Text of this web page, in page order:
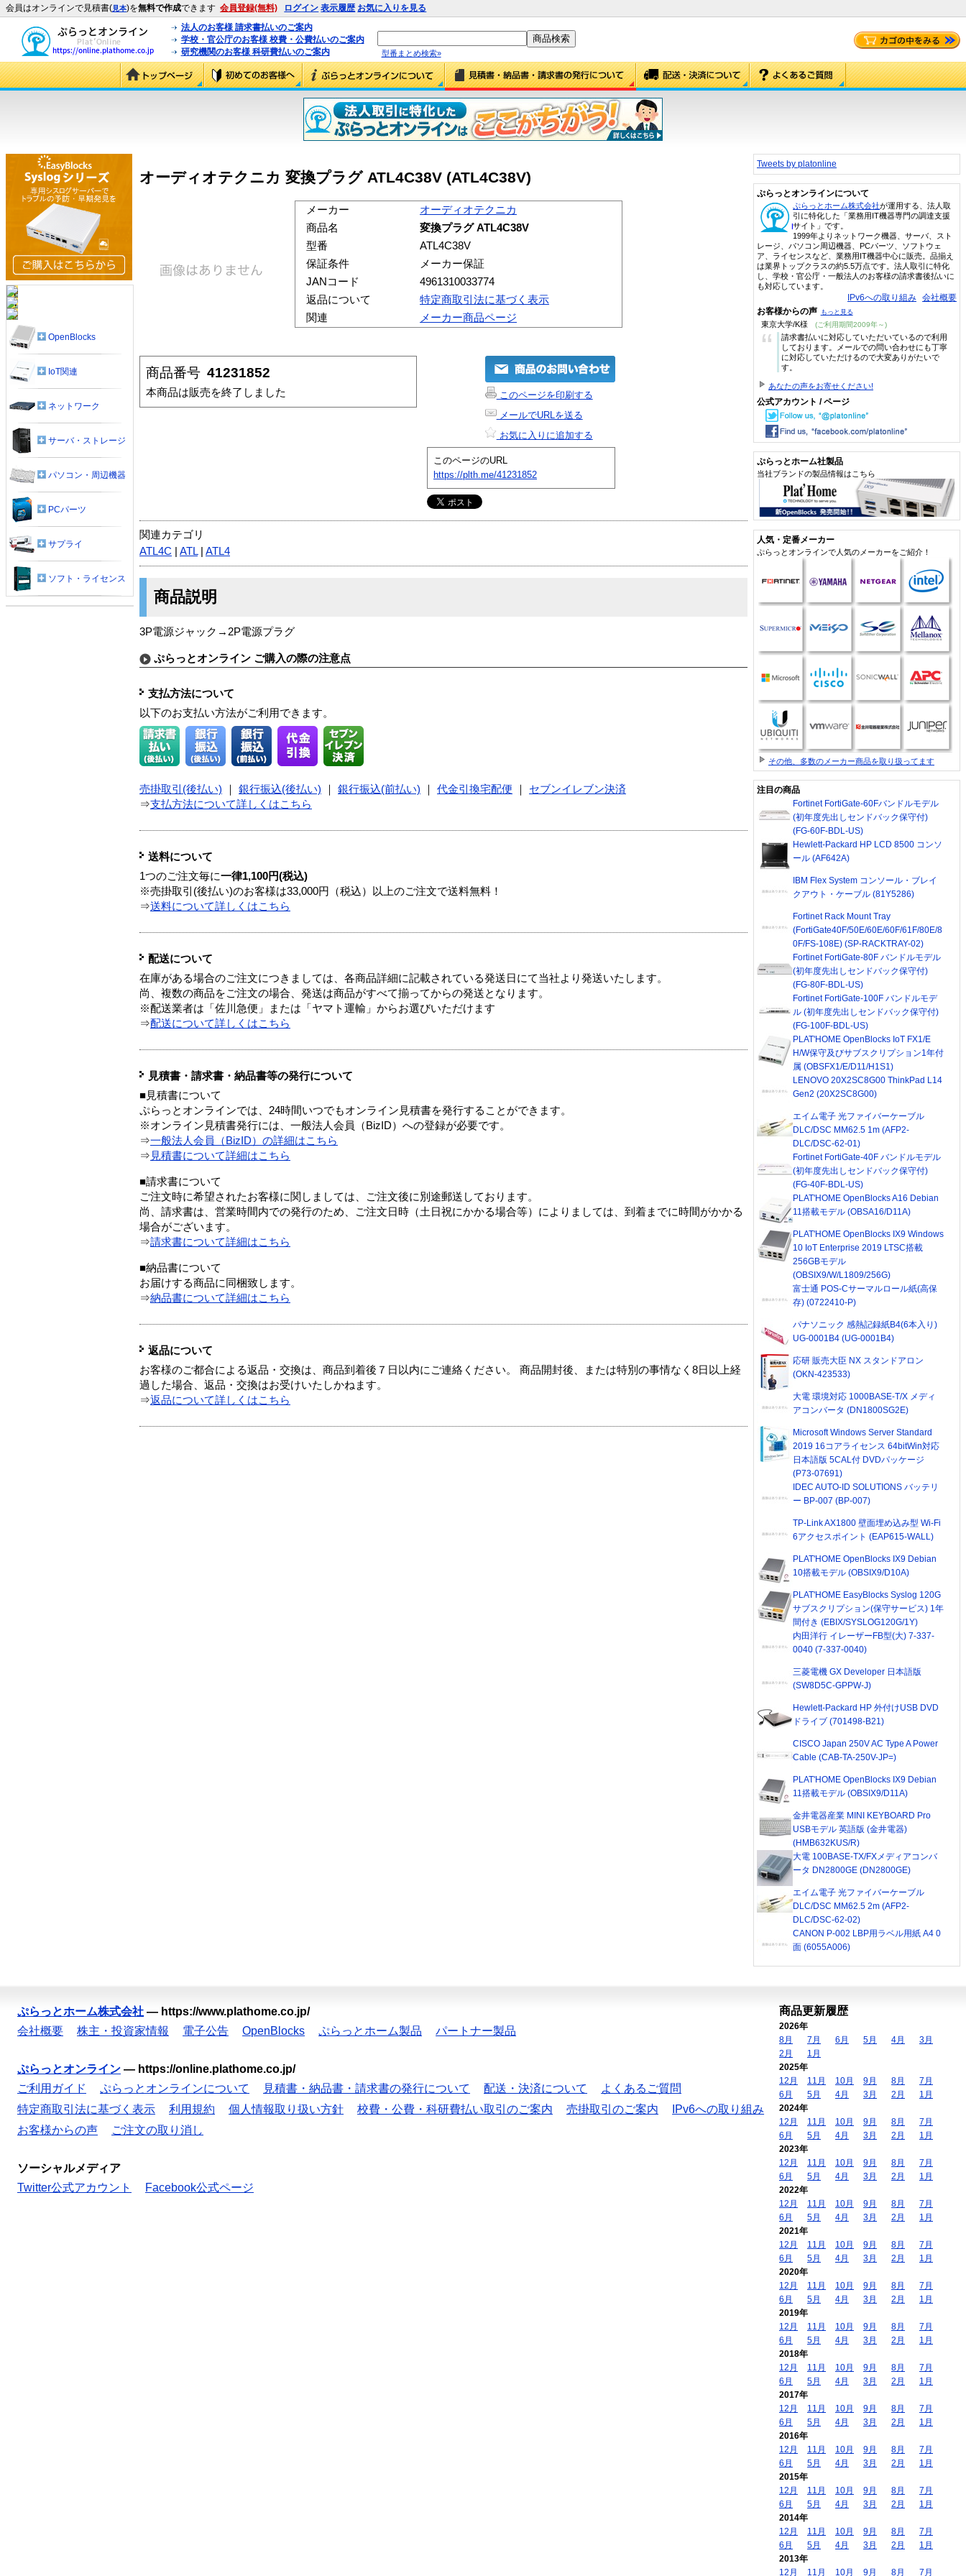
会員はオンラインで見積書(見本)を無料で作成できます 会員登録(無料) ログイン 表示履歴 お気に入りを見る
法人のお客様 請求書払いのご案内
学校・官公庁のお客様 校費・公費払いのご案内
研究機関のお客様 科研費払いのご案内
型番まとめ検索»
オーディオテクニカ 変換プラグ ATL4C38V (ATL4C38V)
メーカー
オーディオテクニカ
商品名
変換プラグ ATL4C38V
型番
ATL4C38V
保証条件
メーカー保証
JANコード
4961310033774
返品について
特定商取引法に基づく表示
関連
メーカー商品ページ
商品番号 41231852
本商品は販売を終了しました
このページを印刷する
メールでURLを送る
お気に入りに追加する
このページのURL
https://plth.me/41231852
関連カテゴリ
ATL4C
ATL| ATL4
商品説明
3P電源ジャック→2P電源プラグ
ぷらっとオンライン ご購入の際の注意点
支払方法について
以下のお支払い方法がご利用できます。
売掛取引(後払い) 銀行振込(後払い) 銀行振込(前払い) 代金引換宅配便
セブンイレブン決済
⇒支払方法について詳しくはこちら
送料について
1つのご注文毎に一律1,100円(税込)
※売掛取引(後払い)のお客様は33,000円（税込）以上のご注文で送料無料！
⇒送料について詳しくはこちら
配送について
在庫がある場合のご注文につきましては、各商品詳細に記載されている発送日にて当社より発送いたします。
尚、複数の商品をご注文の場合、発送は商品がすべて揃ってからの発送となります。
※配送業者は「佐川急便」または「ヤマト運輸」からお選びいただけます
⇒配送について詳しくはこちら
見積書・請求書・納品書等の発行について
■見積書について
ぷらっとオンラインでは、24時間いつでもオンライン見積書を発行することができます。
※オンライン見積書発行には、一般法人会員（BizID）への登録が必要です。
⇒一般法人会員（BizID）の詳細はこちら
⇒ 見積書について詳細はこちら
■請求書について
ご注文時に希望されたお客様に関しましては、ご注文後に別途郵送しております。
尚、請求書は、営業時間内での発行のため、ご注文日時（土日祝にかかる場合等）によりましては、到着までに時間がかかる
場合がございます。
⇒請求書について詳細はこちら
■納品書について
お届けする商品に同梱致します。
⇒納品書について詳細はこちら
返品について
お客様のご都合による返品・交換は、商品到着後７日以内にご連絡ください。 商品開封後、または特別の事情なく8日以上経
過した場合、返品・交換はお受けいたしかねます。
⇒返品について詳しくはこちら
OpenBlocks
IoT関連
ネットワーク
サーバ・ストレージ
パソコン・周辺機器
PCパーツ
サプライ
ソフト・ライセンス
Tweets by platonline
ぷらっとオンラインについて
ぷらっとホーム株式会社が運用する、法人取
引に特化した「業務用IT機器専門の調達支援
サイト」です。
1999年よりネットワーク機器、サーバ、スト
レージ、パソコン周辺機器、PCパーツ、ソフトウェ
ア、ライセンスなど、業務用IT機器中心に販売。品揃え
は業界トップクラスの約5.5万点です。法人取引に特化
し、学校・官公庁・一般法人のお客様の請求書後払いに
も対応しています。
IPv6への取り組み 会社概要
お客様からの声 もっと見る
東京大学/K様 (ご利用期間2009年～)
“
請求書払いに対応していただいているので利用
しております。メールでの問い合わせにも丁寧
に対応していただけるので大変ありがたいで
す。
あなたの声をお寄せください!
公式アカウント / ページ
ぷらっとホーム社製品
当社ブランドの製品情報はこちら
人気・定番メーカー
ぷらっとオンラインで人気のメーカーをご紹介！
その他、多数のメーカー商品を取り扱ってます
注目の商品
Fortinet FortiGate-60Fバンドルモデル
(初年度先出しセンドバック保守付)
(FG-60F-BDL-US)
Hewlett-Packard HP LCD 8500 コンソ
ール (AF642A)
IBM Flex System コンソール・ブレイ
クアウト・ケーブル (81Y5286)
Fortinet Rack Mount Tray
(FortiGate40F/50E/60E/60F/61F/80E/8
0F/FS-108E) (SP-RACKTRAY-02)
Fortinet FortiGate-80F バンドルモデル
(初年度先出しセンドバック保守付)
(FG-80F-BDL-US)
Fortinet FortiGate-100F バンドルモデ
ル (初年度先出しセンドバック保守付)
(FG-100F-BDL-US)
PLAT'HOME OpenBlocks IoT FX1/E
H/W保守及びサブスクリプション1年付
属 (OBSFX1/E/D11/H1S1)
LENOVO 20X2SC8G00 ThinkPad L14
Gen2 (20X2SC8G00)
エイム電子 光ファイバーケーブル
DLC/DSC MM62.5 1m (AFP2-
DLC/DSC-62-01)
Fortinet FortiGate-40F バンドルモデル
(初年度先出しセンドバック保守付)
(FG-40F-BDL-US)
PLAT'HOME OpenBlocks A16 Debian
11搭載モデル (OBSA16/D11A)
PLAT'HOME OpenBlocks IX9 Windows
10 IoT Enterprise 2019 LTSC搭載
256GBモデル
(OBSIX9/W/L1809/256G)
富士通 POS-Cサーマルロール紙(高保
存) (0722410-P)
パナソニック 感熱記録紙B4(6本入り)
UG-0001B4 (UG-0001B4)
応研 販売大臣 NX スタンドアロン
(OKN-423533)
大電 環境対応 1000BASE-T/X メディ
アコンバータ (DN1800SG2E)
Microsoft Windows Server Standard
2019 16コアライセンス 64bitWin対応
日本語版 5CAL付 DVDパッケージ
(P73-07691)
IDEC AUTO-ID SOLUTIONS バッテリ
ー BP-007 (BP-007)
TP-Link AX1800 壁面埋め込み型 Wi-Fi
6アクセスポイント (EAP615-WALL)
PLAT'HOME OpenBlocks IX9 Debian
10搭載モデル (OBSIX9/D10A)
PLAT'HOME EasyBlocks Syslog 120G
サブスクリプション(保守サービス) 1年
間付き (EBIX/SYSLOG120G/1Y)
内田洋行 イレーザーFB型(大) 7-337-
0040 (7-337-0040)
三菱電機 GX Developer 日本語版
(SW8D5C-GPPW-J)
Hewlett-Packard HP 外付けUSB DVD
ドライブ (701498-B21)
CISCO Japan 250V AC Type A Power
Cable (CAB-TA-250V-JP=)
PLAT'HOME OpenBlocks IX9 Debian
11搭載モデル (OBSIX9/D11A)
金井電器産業 MINI KEYBOARD Pro
USBモデル 英語版 (金井電器)
(HMB632KUS/R)
大電 100BASE-TX/FXメディアコンバ
ータ DN2800GE (DN2800GE)
エイム電子 光ファイバーケーブル
DLC/DSC MM62.5 2m (AFP2-
DLC/DSC-62-02)
CANON P-002 LBP用ラベル用紙 A4 0
面 (6055A006)
ぷらっとホーム株式会社 — https://www.plathome.co.jp/
会社概要
株主・投資家情報 電子公告 OpenBlocks ぷらっとホーム製品 パートナー製品
ぷらっとオンライン — https://online.plathome.co.jp/
ご利用ガイド
ぷらっとオンラインについて 見積書・納品書・請求書の発行について 配送・決済について
よくあるご質問
特定商取引法に基づく表示
利用規約 個人情報取り扱い方針 校費・公費・科研費払い取引のご案内 売掛取引のご案内
IPv6への取り組み
お客様からの声
ご注文の取り消し
ソーシャルメディア
Twitter公式アカウント
Facebook公式ページ
商品更新履歴
2026年
8月
7月 6月 5月 4月
3月
2月
1月
2025年
12月
11月 10月 9月 8月
7月
6月
5月 4月 3月 2月
1月
2024年
12月
11月 10月 9月 8月
7月
6月
5月 4月 3月 2月
1月
2023年
12月
11月 10月 9月 8月
7月
6月
5月 4月 3月 2月
1月
2022年
12月
11月 10月 9月 8月
7月
6月
5月 4月 3月 2月
1月
2021年
12月
11月 10月 9月 8月
7月
6月
5月 4月 3月 2月
1月
2020年
12月
11月 10月 9月 8月
7月
6月
5月 4月 3月 2月
1月
2019年
12月
11月 10月 9月 8月
7月
6月
5月 4月 3月 2月
1月
2018年
12月
11月 10月 9月 8月
7月
6月
5月 4月 3月 2月
1月
2017年
12月
11月 10月 9月 8月
7月
6月
5月 4月 3月 2月
1月
2016年
12月
11月 10月 9月 8月
7月
6月
5月 4月 3月 2月
1月
2015年
12月
11月 10月 9月 8月
7月
6月
5月 4月 3月 2月
1月
2014年
12月
11月 10月 9月 8月
7月
6月
5月 4月 3月 2月
1月
2013年
12月
11月 10月 9月 8月 7月